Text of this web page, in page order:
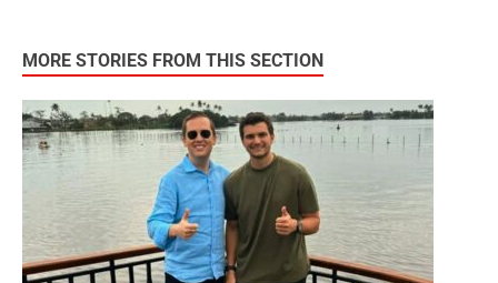
MORE STORIES FROM THIS SECTION